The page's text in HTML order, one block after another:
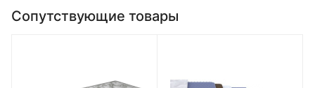
Сопутствующие товары